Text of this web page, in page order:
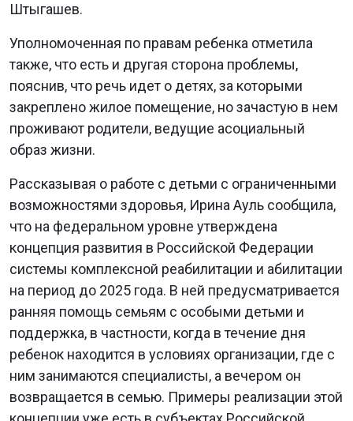
Штыгашев.
Уполномоченная по правам ребенка отметила
также, что есть и другая сторона проблемы,
пояснив, что речь идет о детях, за которыми
закреплено жилое помещение, но зачастую в нем
проживают родители, ведущие асоциальный
образ жизни.
Рассказывая о работе с детьми с ограниченными
возможностями здоровья, Ирина Ауль сообщила,
что на федеральном уровне утверждена
концепция развития в Российской Федерации
системы комплексной реабилитации и абилитации
на период до 2025 года. В ней предусматривается
ранняя помощь семьям с особыми детьми и
поддержка, в частности, когда в течение дня
ребенок находится в условиях организации, где с
ним занимаются специалисты, а вечером он
возвращается в семью. Примеры реализации этой